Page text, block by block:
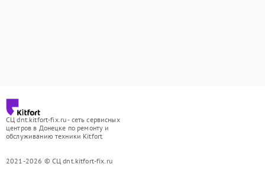
СЦ dnt.kitfort-fix.ru - сеть сервисных
центров в Донецке по ремонту и
обслуживанию техники Kitfort
2021-2026 © СЦ dnt.kitfort-fix.ru